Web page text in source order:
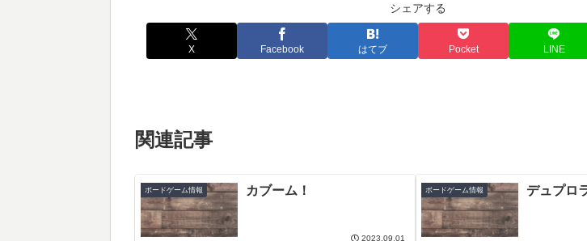
シェアする
X Facebook はてブ Pocket LINE
関連記事
ボードゲーム情報 カブーム！
2023.09.01
ボードゲーム情報 デュプロ